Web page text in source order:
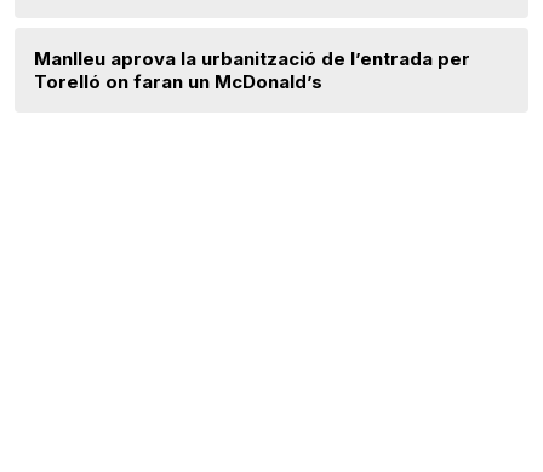
Manlleu aprova la urbanització de l’entrada per
Torelló on faran un McDonald’s